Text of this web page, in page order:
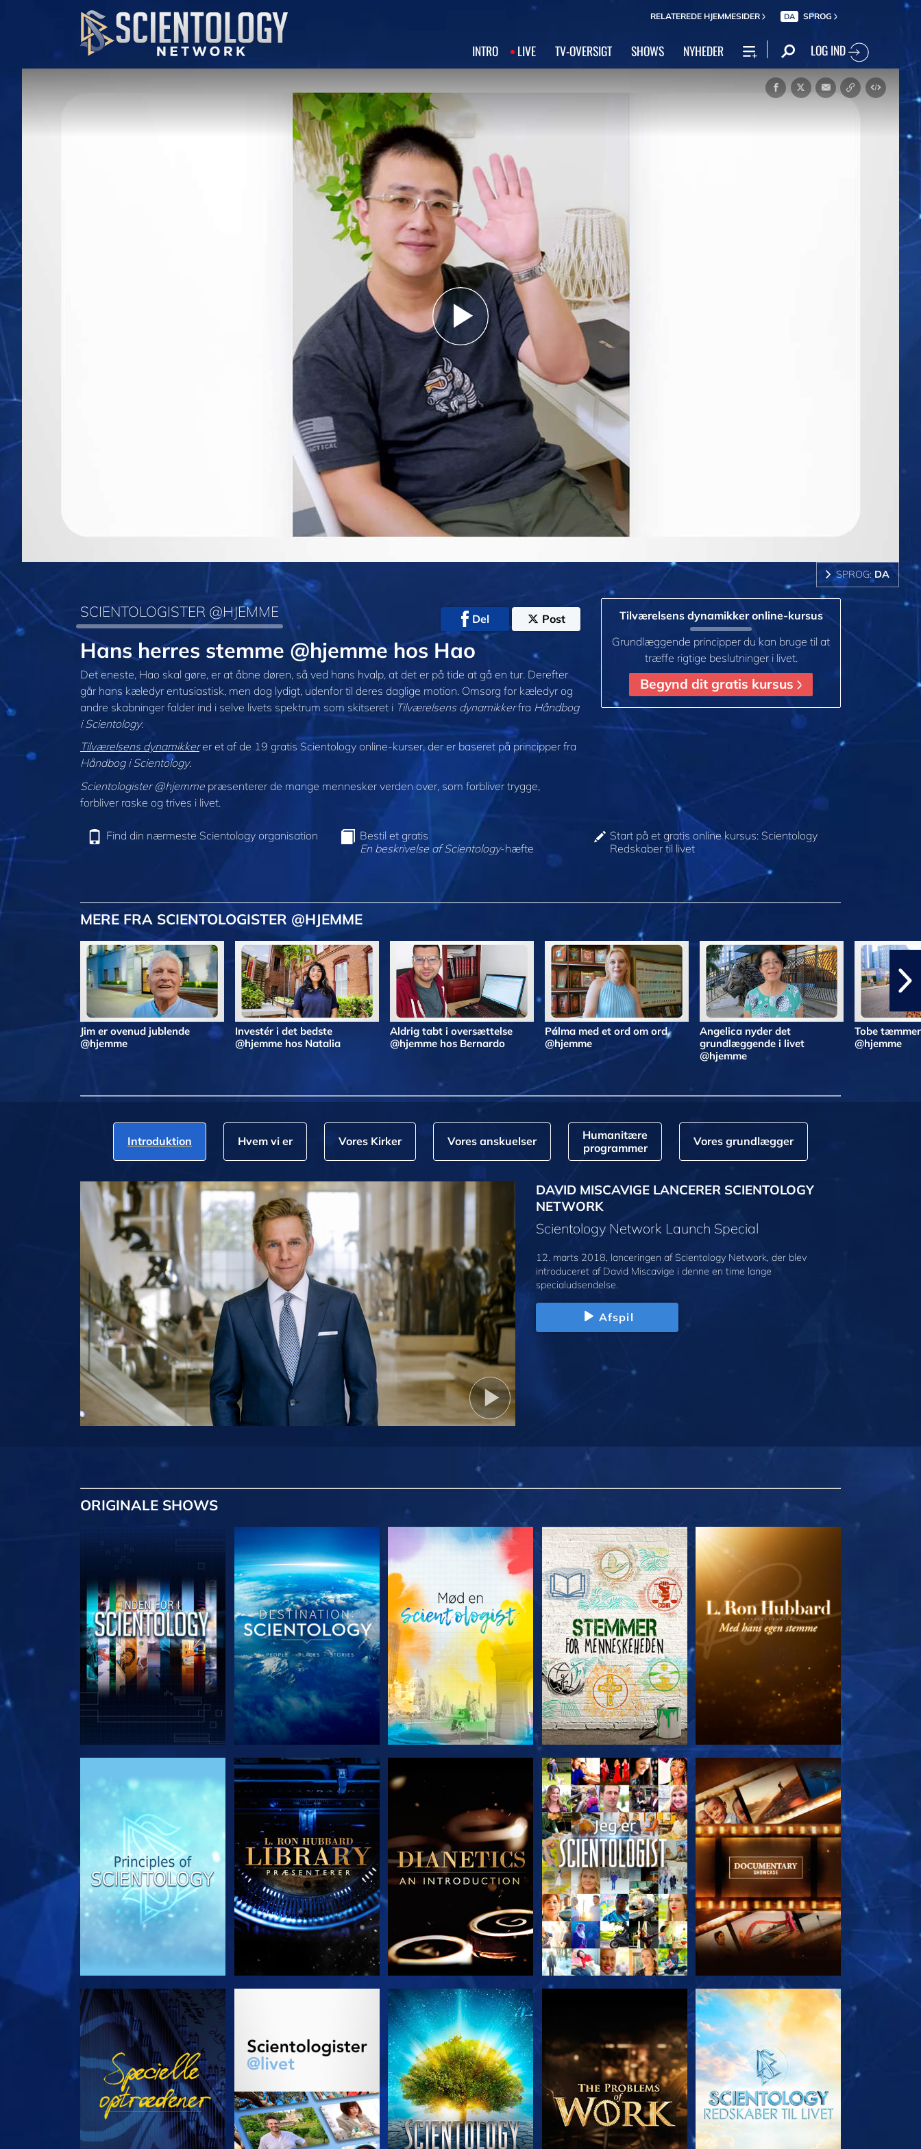
RELATEREDE HJEMMESIDER DA SPROG
INTRO LIVE TV‑OVERSIGT SHOWS NYHEDER LOG IND
Play
Video
SPROG: DA
SCIENTOLOGISTER @HJEMME Del Post
Hans herres stemme @hjemme hos Hao
Det eneste, Hao skal gøre, er at åbne døren, så ved hans hvalp, at det er på tide at gå en tur. Derefter
går hans kæledyr entusiastisk, men dog lydigt, udenfor til deres daglige motion. Omsorg for kæledyr og
andre skabninger falder ind i selve livets spektrum som skitseret i Tilværelsens dynamikkerfra Håndbog
i Scientology.
Tilværelsens dynamikkerer et af de 19 gratis Scientology online-kurser, der er baseret på principper fra
Håndbog i Scientology.
Scientologister @hjemmepræsenterer de mange mennesker verden over, som forbliver trygge,
forbliver raske og trives i livet.
Tilværelsens dynamikker online-kursus
Grundlæggende principper du kan bruge til at
træffe rigtige beslutninger i livet.
Begynd dit gratis kursus
Find din nærmeste Scientology organisation
Bestil et gratis
En beskrivelse af Scientology-hæfte
Start på et gratis online kursus: Scientology
Redskaber til livet
MERE FRA SCIENTOLOGISTER @HJEMME
Jim er ovenud jublende
@hjemme
Investér i det bedste
@hjemme hos Natalia
Aldrig tabt i oversættelse
@hjemme hos Bernardo
Pálma med et ord om ord
@hjemme
Angelica nyder det
grundlæggende i livet
@hjemme
Tobe
@hjemme
Introduktion Hvem vi er Vores Kirker Vores anskuelser
Humanitære
programmer
Vores grundlægger
DAVID MISCAVIGE LANCERER SCIENTOLOGY
NETWORK
Scientology Network Launch Special
12. marts 2018, lanceringen af Scientology Network, der blev
introduceret af David Miscavige i denne en time lange
specialudsendelse.
Afspil
ORIGINALE SHOWS
UDFORSK SERIEN UDFORSK SERIEN UDFORSK SERIEN UDFORSK SERIEN UDFORSK SERIEN
SE UDFORSK SERIEN